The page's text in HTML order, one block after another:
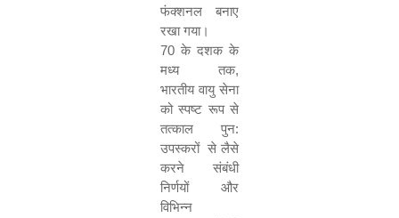
फंक्शनल बनाए
रखा गया।
70 के दशक के
मध्य तक,
भारतीय वायु सेना
को स्पष्ट रूप से
तत्काल पुन:
उपस्‍करों से लैसे
करने संबंधी
निर्णयों और
विभिन्न